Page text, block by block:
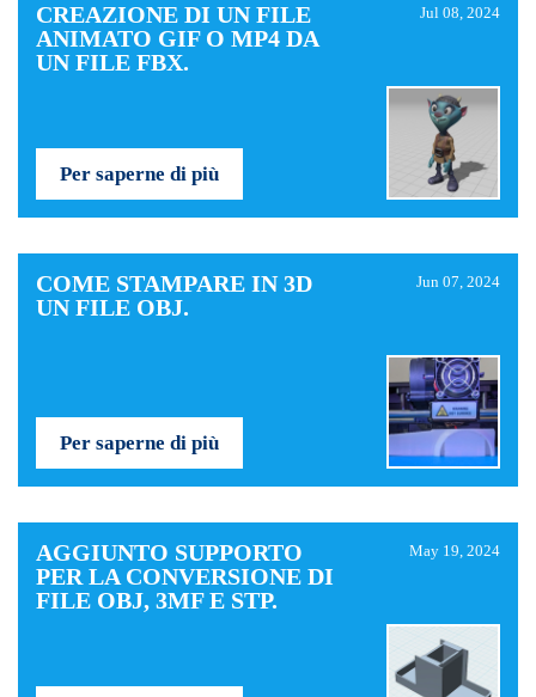
CREAZIONE DI UN FILE
ANIMATO GIF O MP4 DA
UN FILE FBX.
Jul 08, 2024
Per saperne di più
COME STAMPARE IN 3D
UN FILE OBJ.
Jun 07, 2024
Per saperne di più
AGGIUNTO SUPPORTO
PER LA CONVERSIONE DI
FILE OBJ, 3MF E STP.
May 19, 2024